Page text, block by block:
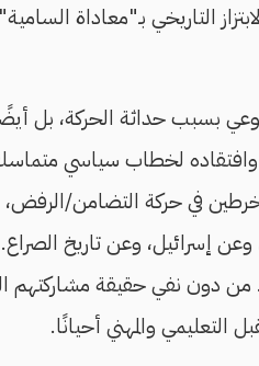
التاريخي بـ"معاداة
بسبب حداثة الحركة، بل
وافتقاده لخطاب سياسي
في حركة التضامن/
إسرائيل، وعن تاريخ
من دون نفي حقيقة مشاركتهم
التعليمي والمهني أحيانًا.